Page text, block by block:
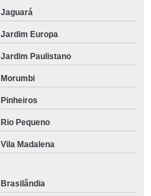
Jaguará
Jardim Europa
Jardim Paulistano
Morumbi
Pinheiros
Rio Pequeno
Vila Madalena
Brasilândia